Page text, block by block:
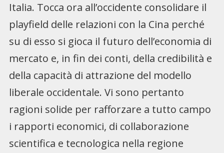
Italia. Tocca ora all’occidente consolidare il
playfield delle relazioni con la Cina perché
su di esso si gioca il futuro dell’economia di
mercato e, in fin dei conti, della credibilità e
della capacità di attrazione del modello
liberale occidentale. Vi sono pertanto
ragioni solide per rafforzare a tutto campo
i rapporti economici, di collaborazione
scientifica e tecnologica nella regione